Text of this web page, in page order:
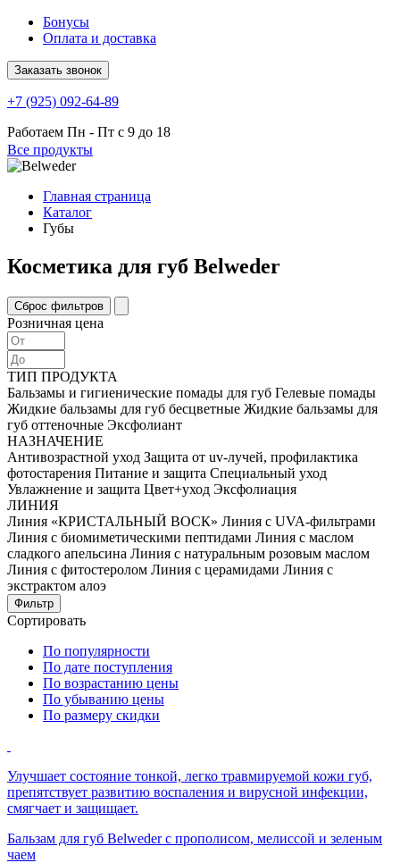
Бонусы
Оплата и доставка
Заказать звонок
+7 (925) 092-64-89
Работаем Пн - Пт с 9 до 18
Все продукты
Главная страница
Каталог
Губы
Косметика для губ Belweder
Розничная цена
ТИП ПРОДУКТА
Бальзамы и гигиенические помады для губ Гелевые помады
Жидкие бальзамы для губ бесцветные Жидкие бальзамы для
губ оттеночные Эксфолиант
НАЗНАЧЕНИЕ
Антивозрастной уход Защита от uv-лучей, профилактика
фотостарения Питание и защита Специальный уход
Увлажнение и защита Цвет+уход Эксфолиация
ЛИНИЯ
Линия «КРИСТАЛЬНЫЙ ВОСК» Линия с UVA-фильтрами
Линия с биомиметическими пептидами Линия с маслом
сладкого апельсина Линия с натуральным розовым маслом
Линия с фитостеролом Линия с церамидами Линия с
экстрактом алоэ
Фильтр
Сортировать
По популярности
По дате поступления
По возрастанию цены
По убыванию цены
По размеру скидки
Улучшает состояние тонкой, легко травмируемой кожи губ,
препятствует развитию воспаления и вирусной инфекции,
смягчает и защищает.
Бальзам для губ Belweder с прополисом, мелиссой и зеленым
чаем